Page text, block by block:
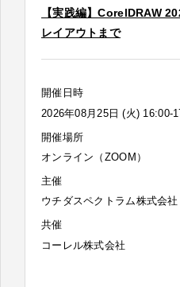
【実践編】CorelDRAW
レイアウトまで
開催日時
2026年08月25日 (火) 16:00-
開催場所
オンライン（ZOOM）
主催
ウチダスペクトラム株式会社
共催
コーレル株式会社